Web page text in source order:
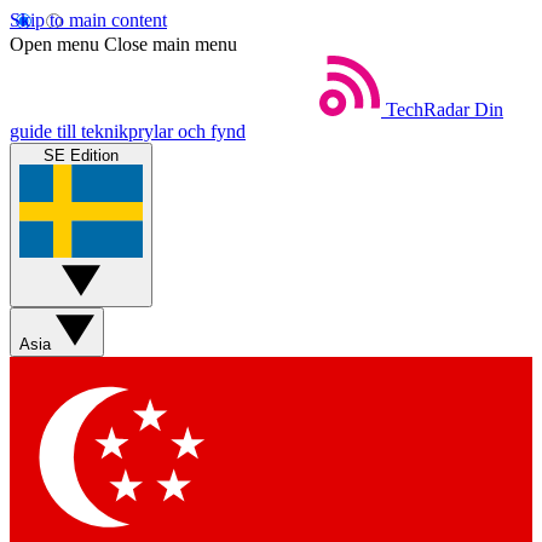
Skip to main content
Open menu Close main menu
TechRadar Din
guide till teknikprylar och fynd
SE Edition
Asia